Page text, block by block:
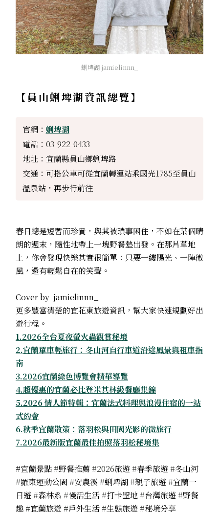
蜊埤湖 jamielinnn_
【員山蜊埤湖資訊總覽】
官網： 蜊埤湖
電話： 03-922-0433
地址：宜蘭縣員山鄉蜊埤路
交通：可搭公車可從宜蘭轉運站乘國光1785至員山
溫泉站，再步行前往
春日總是短暫而珍貴，與其被瑣事困住，不如在某個晴
朗的週末，隨性地帶上一塊野餐墊出發。在那片草地
上，你會發現快樂其實很簡單：只要一縷陽光、一陣微
風，還有輕鬆自在的笑聲。
Cover by jamielinnn_
更多豐富清楚的宜花東旅遊資訊，幫大家快速規劃好出
遊行程。
1.2026全台夏夜螢火蟲觀賞秘境
2.宜蘭單車輕旅行：冬山河自行車道沿途風景與租車指
南
3.2026宜蘭綠色博覽會精華導覽
4.超優惠的宜蘭必比登米其林級餐廳集錦
5.2026 情人節特輯：宜蘭法式料理與浪漫住宿的一站
式約會
6.秋季宜蘭散策：落羽松與田園光影的微旅行
7.2026最新版宜蘭最佳拍照落羽松秘境集
#宜蘭景點 #野餐推薦 #2026旅遊 #春季旅遊 #冬山河
#羅東運動公園 #安農溪 #蜊埤湖 #親子旅遊 #宜蘭一
日遊 #森林系 #慢活生活 #打卡聖地 #台灣旅遊 #野餐
趣 #宜蘭旅遊 #戶外生活 #生態旅遊 #秘境分享